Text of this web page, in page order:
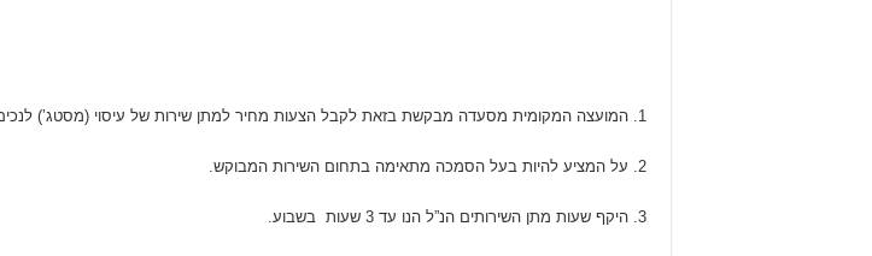
המועצה המקומית מסעדה מבקשת בזאת לקבל הצעות מחיר למתן שירות של עיסוי (מסטג’)
על המציע להיות בעל הסמכה מתאימה בתחום השירות המבוקש.
היקף שעות מתן השירותים הנ”ל הנו עד 3 שעות בשבוע.